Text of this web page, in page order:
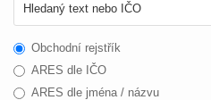
Obchodní rejstřík
ARES dle IČO
ARES dle jména / názvu